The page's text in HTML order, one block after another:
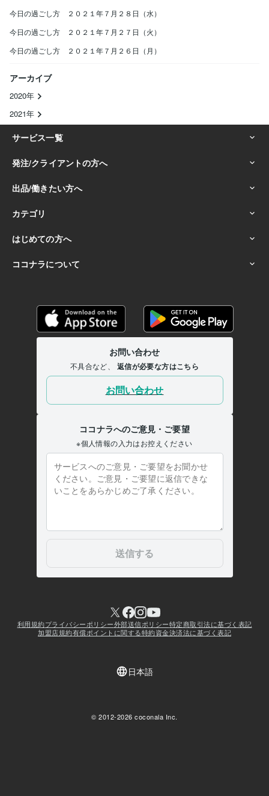
今日の過ごし方 ２０２１年７月２８日（水）
今日の過ごし方 ２０２１年７月２７日（火）
今日の過ごし方 ２０２１年７月２６日（月）
アーカイブ
2020年
2021年